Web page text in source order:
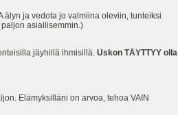
älyn ja vedota jo valmiina oleviin, tunteiksi
asiallisemmin.)
jäyhillä ihmisillä. Uskon TÄYTTYY olla
Elämyksilläni on arvoa, tehoa VAIN